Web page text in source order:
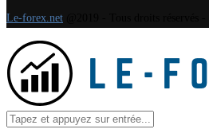
Le-forex.net